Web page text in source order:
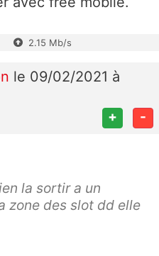
2.15 Mb/s
le 09/02/2021 à
+ -
la sortir a un
zone des slot dd elle